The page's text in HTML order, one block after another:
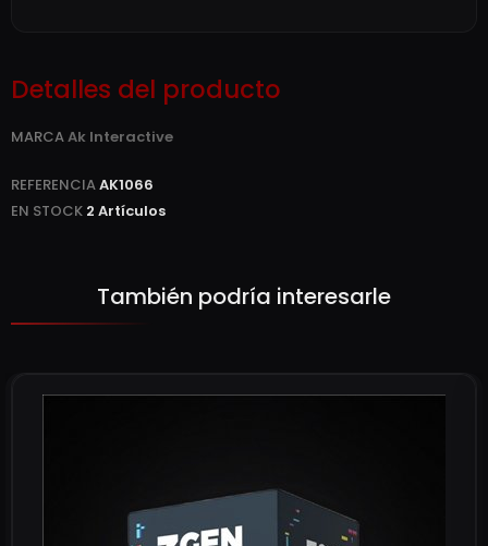
Detalles del producto
MARCAAk Interactive
REFERENCIAAK1066
EN STOCK 2 Artículos
También podría interesarle